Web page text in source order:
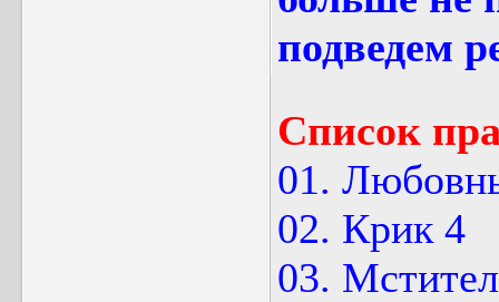
подведем
Список
01.
02. Крик 4
03.